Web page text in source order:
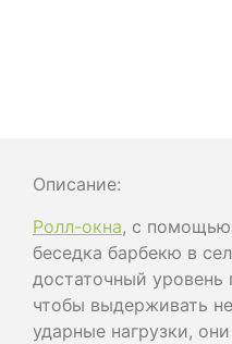
Описание:
Ролл-окна, с помощью
беседка барбекю в
достаточный уровень
чтобы выдерживать
ударные нагрузки,